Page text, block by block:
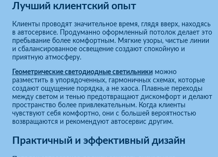
Лучший клиентский опыт
Клиенты проводят значительное время, глядя вверх, находясь
в автосервисе. Продуманно оформленный потолок делает это
пребывание более комфортным. Мягкие узоры, чистые линии
и сбалансированное освещение создают спокойную и
приятную атмосферу.
Геометрические светодиодные светильникиможно
разместить в упорядоченных, гармоничных схемах, которые
создают ощущение порядка, а не хаоса. Плавные переходы
между светом и тенью предотвращают дискомфорт и делают
пространство более привлекательным. Когда клиенты
чувствуют себя комфортно, они с большей вероятностью
возвращаются и рекомендуют автосервис другим.
Практичный и эффективный дизайн